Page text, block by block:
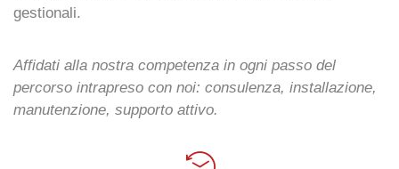
gestionali.
Affidati alla nostra competenza in ogni passo del
percorso intrapreso con noi: consulenza, installazione,
manutenzione, supporto attivo.